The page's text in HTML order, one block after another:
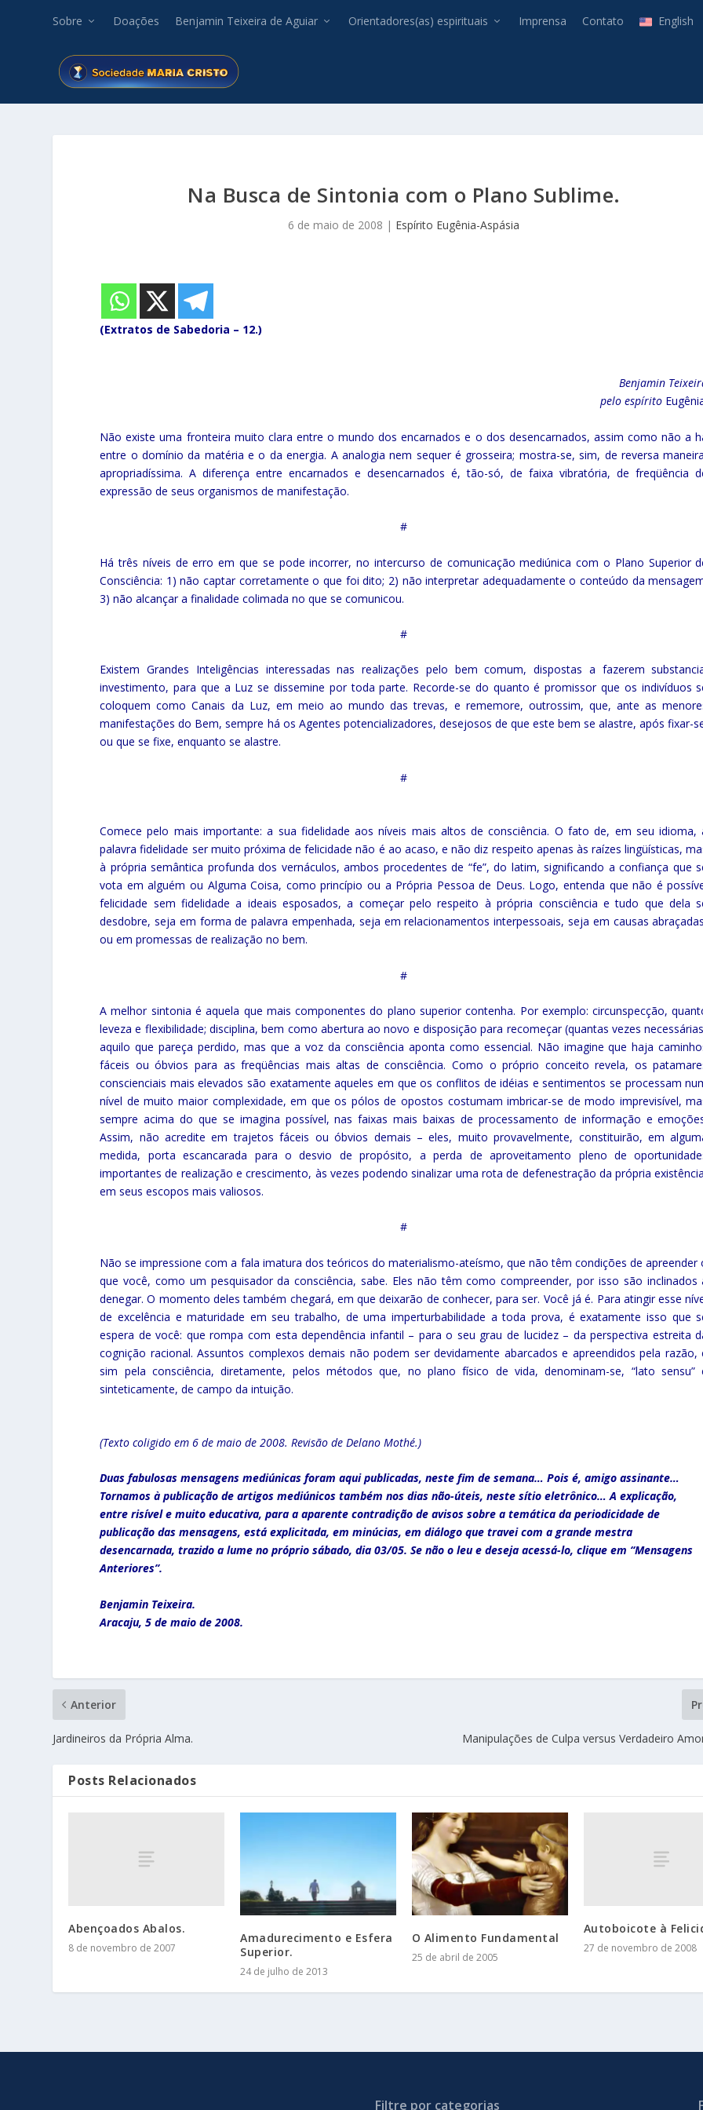
Sobre Doações Benjamin Teixeira de Aguiar Orientadores(as) espirituais Imprensa Contato English
Na Busca de Sintonia com o Plano Sublime.
6 de maio de 2008 | Espírito Eugênia-Aspásia
(Extratos de Sabedoria – 12.)
Benjamin
pelo espírito
Não existe uma fronteira muito clara entre o mundo dos encarnados e o dos desencarnados, assim como não a
entre o domínio da matéria e o da energia. A analogia nem sequer é grosseira; mostra-se, sim, de reversa
apropriadíssima. A diferença entre encarnados e desencarnados é, tão-só, de faixa vibratória, de freqüência
expressão de seus organismos de manifestação.
#
Há três níveis de erro em que se pode incorrer, no intercurso de comunicação mediúnica com o Plano Superior
Consciência: 1) não captar corretamente o que foi dito; 2) não interpretar adequadamente o conteúdo da
3) não alcançar a finalidade colimada no que se comunicou.
#
Existem Grandes Inteligências interessadas nas realizações pelo bem comum, dispostas a fazerem
investimento, para que a Luz se dissemine por toda parte. Recorde-se do quanto é promissor que os indivíduos
coloquem como Canais da Luz, em meio ao mundo das trevas, e rememore, outrossim, que, ante as
manifestações do Bem, sempre há os Agentes potencializadores, desejosos de que este bem se alastre, após fixar-
ou que se fixe, enquanto se alastre.
#
Comece pelo mais importante: a sua fidelidade aos níveis mais altos de consciência. O fato de, em seu idioma,
palavra fidelidade ser muito próxima de felicidade não é ao acaso, e não diz respeito apenas às raízes lingüísticas,
à própria semântica profunda dos vernáculos, ambos procedentes de “fe”, do latim, significando a confiança que
vota em alguém ou Alguma Coisa, como princípio ou a Própria Pessoa de Deus. Logo, entenda que não é
felicidade sem fidelidade a ideais esposados, a começar pelo respeito à própria consciência e tudo que dela
desdobre, seja em forma de palavra empenhada, seja em relacionamentos interpessoais, seja em causas
ou em promessas de realização no bem.
#
A melhor sintonia é aquela que mais componentes do plano superior contenha. Por exemplo: circunspecção,
leveza e flexibilidade; disciplina, bem como abertura ao novo e disposição para recomeçar (quantas vezes
aquilo que pareça perdido, mas que a voz da consciência aponta como essencial. Não imagine que haja
fáceis ou óbvios para as freqüências mais altas de consciência. Como o próprio conceito revela, os
conscienciais mais elevados são exatamente aqueles em que os conflitos de idéias e sentimentos se processam
nível de muito maior complexidade, em que os pólos de opostos costumam imbricar-se de modo imprevisível,
sempre acima do que se imagina possível, nas faixas mais baixas de processamento de informação e
Assim, não acredite em trajetos fáceis ou óbvios demais – eles, muito provavelmente, constituirão, em
medida, porta escancarada para o desvio de propósito, a perda de aproveitamento pleno de
importantes de realização e crescimento, às vezes podendo sinalizar uma rota de defenestração da própria
em seus escopos mais valiosos.
#
Não se impressione com a fala imatura dos teóricos do materialismo-ateísmo, que não têm condições de apreender
que você, como um pesquisador da consciência, sabe. Eles não têm como compreender, por isso são inclinados
denegar. O momento deles também chegará, em que deixarão de conhecer, para ser. Você já é. Para atingir esse
de excelência e maturidade em seu trabalho, de uma imperturbabilidade a toda prova, é exatamente isso que
espera de você: que rompa com esta dependência infantil – para o seu grau de lucidez – da perspectiva estreita
cognição racional. Assuntos complexos demais não podem ser devidamente abarcados e apreendidos pela razão,
sim pela consciência, diretamente, pelos métodos que, no plano físico de vida, denominam-se, “lato sensu”
sinteticamente, de campo da intuição.
(Texto coligido em 6 de maio de 2008. Revisão de Delano Mothé.)
Duas fabulosas mensagens mediúnicas foram aqui publicadas, neste fim de semana… Pois é, amigo assinante…
Tornamos à publicação de artigos mediúnicos também nos dias não-úteis, neste sítio eletrônico… A explicação,
entre risível e muito educativa, para a aparente contradição de avisos sobre a temática da periodicidade de
publicação das mensagens, está explicitada, em minúcias, em diálogo que travei com a grande mestra
desencarnada, trazido a lume no próprio sábado, dia 03/05. Se não o leu e deseja acessá-lo, clique em “Mensagens
Anteriores”.
Benjamin Teixeira.
Aracaju, 5 de maio de 2008.
Anterior
Jardineiros da Própria Alma. Manipulações de Culpa versus Verdadeiro
Posts Relacionados
Abençoados Abalos.
8 de novembro de 2007
Amadurecimento e Esfera
Superior.
24 de julho de 2013
O Alimento Fundamental
25 de abril de 2005
Autoboicote à
27 de novembro de 2008
Filtre por categorias